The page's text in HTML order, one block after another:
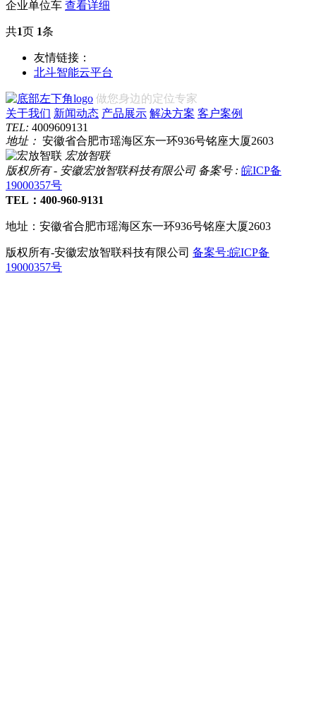
企业单位车 查看详细
共1页 1条
友情链接：
北斗智能云平台
做您身边的定位专家
关于我们 新闻动态 产品展示 解决方案 客户案例
TEL: 4009609131
地址： 安徽省合肥市瑶海区东一环936号铭座大厦2603
宏放智联
版权所有 - 安徽宏放智联科技有限公司 备案号 : 皖ICP备
19000357号
TEL：400-960-9131
地址：安徽省合肥市瑶海区东一环936号铭座大厦2603
版权所有-安徽宏放智联科技有限公司 备案号:皖ICP备
19000357号